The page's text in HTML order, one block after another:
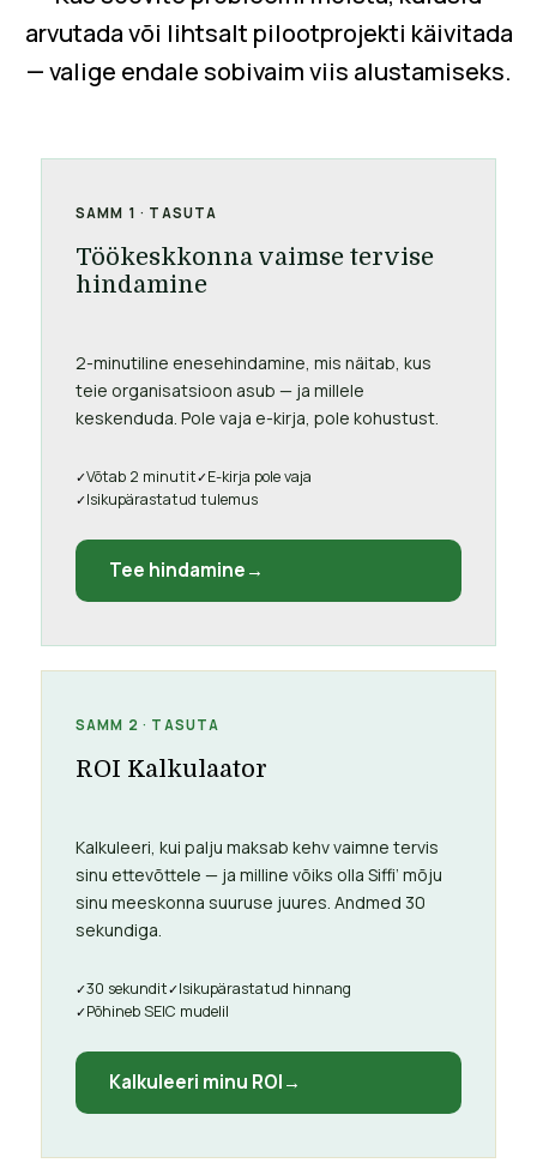
arvutada või lihtsalt pilootprojekti käivitada
— valige endale sobivaim viis alustamiseks.
SAMM 1 · TASUTA
Töökeskkonna vaimse tervise
hindamine
2-minutiline enesehindamine, mis näitab, kus
teie organisatsioon asub — ja millele
keskenduda. Pole vaja e-kirja, pole kohustust.
Võtab 2 minutit
E-kirja pole vaja
Isikupärastatud tulemus
Tee hindamine
SAMM 2 · TASUTA
ROI Kalkulaator
Kalkuleeri, kui palju maksab kehv vaimne tervis
sinu ettevõttele — ja milline võiks olla Siffi’ mõju
sinu meeskonna suuruse juures. Andmed 30
sekundiga.
30 sekundit
Isikupärastatud hinnang
Põhineb SEIC mudelil
Kalkuleeri minu ROI